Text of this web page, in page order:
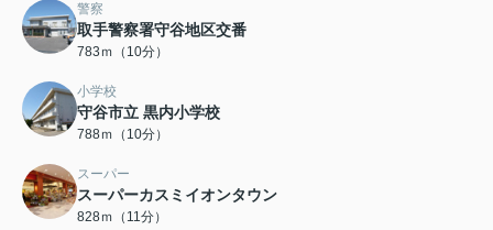
警察
取手警察署守谷地区交番
783ｍ（10分）
小学校
守谷市立 黒内小学校
788ｍ（10分）
スーパー
スーパーカスミイオンタウン
828ｍ（11分）